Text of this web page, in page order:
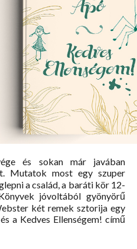
és sokan már javában
Mutatok most egy szuper
a család, a baráti kör 12-
jóvoltából gyönyörű
két remek sztorija egy
a Kedves Ellenségem! című